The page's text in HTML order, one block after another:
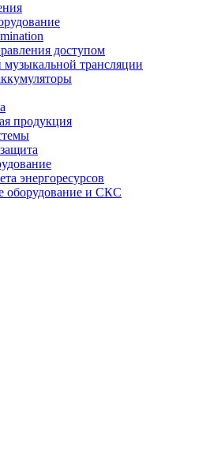
доступом
трансляции
продукция
энергоресурсов
оборудование и СКС